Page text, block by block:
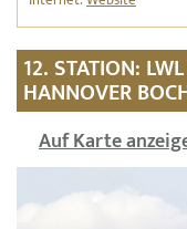
12. STATION:
HANNOVER
Auf Karte